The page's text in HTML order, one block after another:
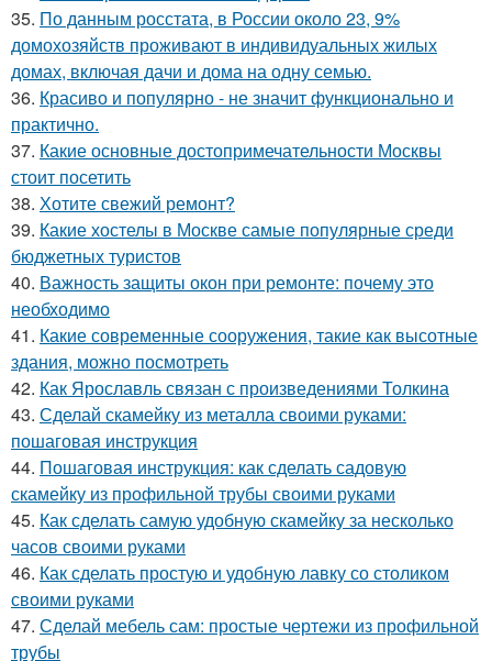
35. По данным росстата, в России около 23, 9%
домохозяйств проживают в индивидуальных жилых
домах, включая дачи и дома на одну семью.
36. Красиво и популярно - не значит функционально и
практично.
37. Какие основные достопримечательности Москвы
стоит посетить
38. Хотите свежий ремонт?
39. Какие хостелы в Москве самые популярные среди
бюджетных туристов
40. Важность защиты окон при ремонте: почему это
необходимо
41. Какие современные сооружения, такие как высотные
здания, можно посмотреть
42. Как Ярославль связан с произведениями Толкина
43. Сделай скамейку из металла своими руками:
пошаговая инструкция
44. Пошаговая инструкция: как сделать садовую
скамейку из профильной трубы своими руками
45. Как сделать самую удобную скамейку за несколько
часов своими руками
46. Как сделать простую и удобную лавку со столиком
своими руками
47. Сделай мебель сам: простые чертежи из профильной
трубы